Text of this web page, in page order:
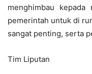
menghimbau kepada
pemerintah untuk di
sangat penting, serta
Tim Liputan